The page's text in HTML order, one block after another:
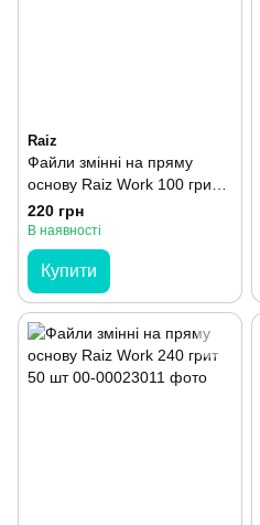
Raiz
Файли змінні на пряму
основу Raiz Work 100 грит
50 шт
220 грн
В наявності
Купити